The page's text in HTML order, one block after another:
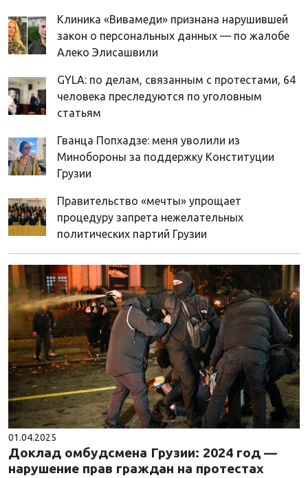
Клиника «Вивамеди» признана нарушившей
закон о персональных данных — по жалобе
Алеко Элисашвили
GYLA: по делам, связанным с протестами, 64
человека преследуются по уголовным
статьям
Гванца Попхадзе: меня уволили из
Минобороны за поддержку Конституции
Грузии
Правительство «мечты» упрощает
процедуру запрета нежелательных
политических партий Грузии
01.04.2025
Доклад омбудсмена Грузии: 2024 год —
нарушение прав граждан на протестах